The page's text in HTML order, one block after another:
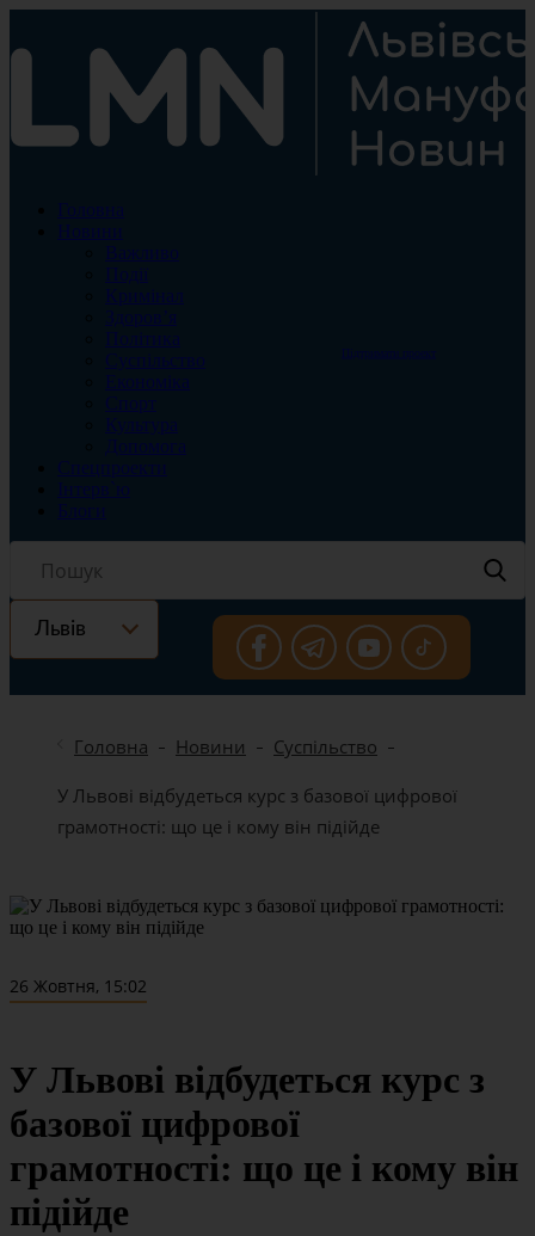
Підтримати проект
Головна
Новини
Важливо
Події
Кримінал
Здоров’я
Політика
Суспільство
Економіка
Спорт
Культура
Допомога
Спецпроекти
Інтерв`ю
Блоги
Львів
Головна Новини Суспільство
У Львові відбудеться курс з базової цифрової
грамотності: що це і кому він підійде
26 Жовтня, 15:02
У Львові відбудеться курс з
базової цифрової
грамотності: що це і кому він
підійде